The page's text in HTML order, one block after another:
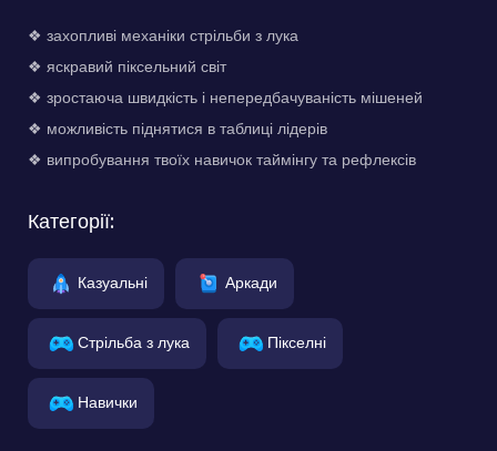
❖ захопливі механіки стрільби з лука
❖ яскравий піксельний світ
❖ зростаюча швидкість і непередбачуваність мішеней
❖ можливість піднятися в таблиці лідерів
❖ випробування твоїх навичок таймінгу та рефлексів
Категорії:
Казуальні Аркади
Стрільба з лука Пікселні
Навички